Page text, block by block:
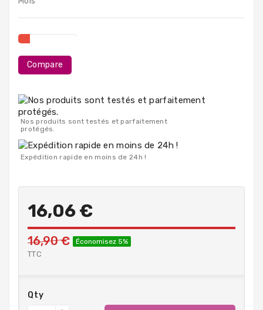
Portables
Compare
Nos produits sont testés et parfaitement
protégés.
Expédition rapide en moins de 24h !
16,06 €
16,90 € Économisez 5%
TTC
Qty